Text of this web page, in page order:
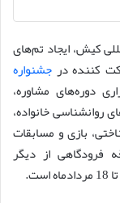
کیش، ایجاد تم‌های
کننده در جشنواره
دوره‌های مشاوره،
روانشناسی خانواده،
بازی و مسابقات
فرودگاهی از دیگر